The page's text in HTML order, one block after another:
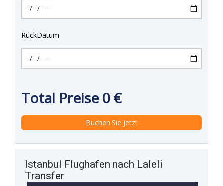
RückDatum
Total Preise0 €
Istanbul Flughafen nach Laleli
Transfer